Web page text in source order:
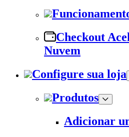
Checkout
Nuvem
Configure sua loja
Produtos
Adicionar